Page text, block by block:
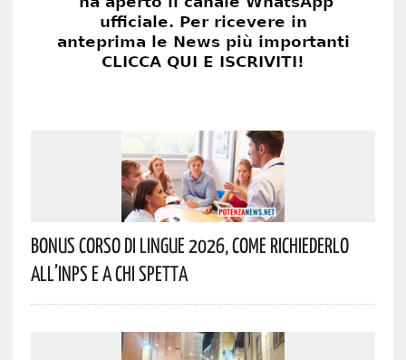
Bonus Corso Di Lingue 2026, Come Richiederlo
All’INPS E A Chi Spetta